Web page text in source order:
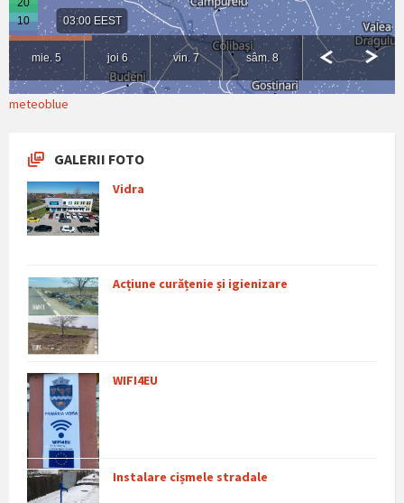
meteoblue
GALERII FOTO
Vidra
Acțiune curățenie și igienizare
WIFI4EU
Instalare cișmele stradale